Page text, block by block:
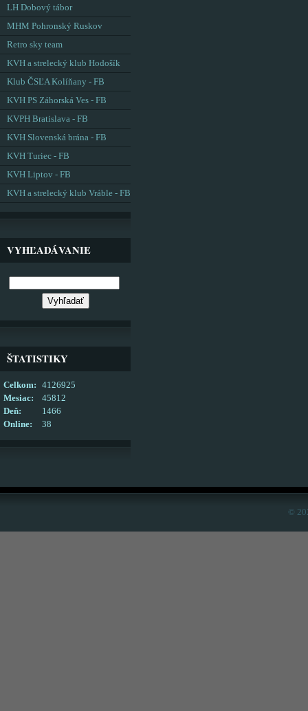
LH Dobový tábor
MHM Pohronský Ruskov
Retro sky team
KVH a strelecký klub Hodošík
Klub ČSĽA Kolíňany - FB
KVH PS Záhorská Ves - FB
KVPH Bratislava - FB
KVH Slovenská brána - FB
KVH Turiec - FB
KVH Liptov - FB
KVH a strelecký klub Vráble - FB
VYHĽADÁVANIE
ŠTATISTIKY
Online: 38
Celkom:
4126925
Mesiac:
45812
Deň:
1466
©